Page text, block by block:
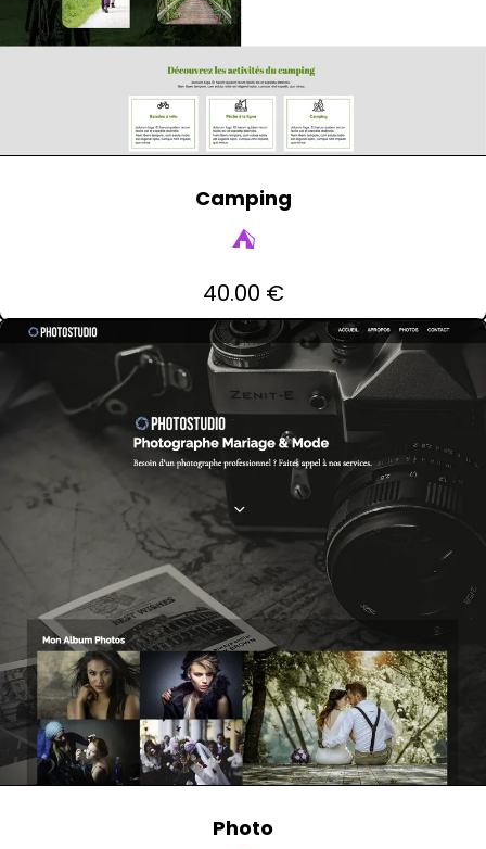
Camping
⛺
40.00 €
Photo